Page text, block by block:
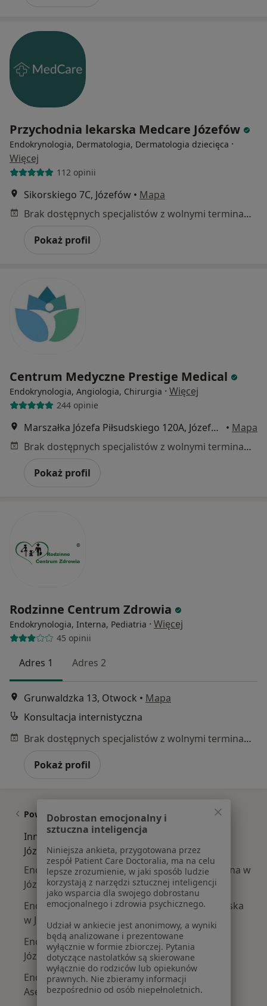
Przychodnia lekarska Medcare Józefów
Endokrynologia, Dermatologia, Dermatologia dziecięca ·
Więcej
112 opinii
Sikorskiego 7C, Józefów • Mapa
Brak dostępnych specjalistów z wolnymi terminami w tym centrum medycznym.
Pokaż profil
Centrum Medyczne Prestige Medical
Endokrynologia, Angiologia, Chirurgia · Więcej
244 opinie
Marszałka Józefa Piłsudskiego 120A, Józefów (powiat otwocki) • Mapa
Brak dostępnych specjalistów z wolnymi terminami w tym centrum medycznym.
Pokaż profil
Rodzinne Centrum Zdrowia
Endokrynologia, Interna, Pediatria · Więcej
45 opinii
Adres 1 Adres 2
Grunwaldzka 13, Otwock • Mapa
Konsultacja internistyczna
Brak dostępnych specjalistów z wolnymi terminami w tym centrum medycznym.
Pokaż profil
Powiązane wyszukiwania
Inne centra medyczne [insurance_provider] w
Józefowie
Endokrynologia centra medyczne z Signal Iduna w
Józefowie
Endokrynologia centra medyczne z INTER Polska
w Józefowie
Endokrynologia centra medyczne z Allianz w
Józefowie
Endokrynologia centra medyczne z SKOK
Asekuracja w Józefowie
Dobrostan emocjonalny i
sztuczna inteligencja
Niniejsza ankieta, przygotowana przez
zespół Patient Care Doctoralia, ma na celu
lepsze zrozumienie, w jaki sposób ludzie
korzystają z narzędzi sztucznej inteligencji
jako wsparcia dla swojego dobrostanu
emocjonalnego i zdrowia psychicznego.
Udział w ankiecie jest anonimowy, a wyniki
będą analizowane i prezentowane
wyłącznie w formie zbiorczej. Pytania
dotyczące nastolatków są skierowane
wyłącznie do rodziców lub opiekunów
prawnych. Nie zbieramy informacji
bezpośrednio od osób niepełnoletnich.